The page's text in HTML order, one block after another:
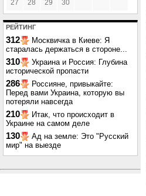
27 28 29 30
РЕЙТИНГ
312
Москвичка в Киеве: Я
старалась держаться в стороне...
310
Украина и Россия: Глубина
исторической пропасти
286
Россияне, привыкайте:
Перед вами Украина, которую вы
потеряли навсегда
210
Итак, что происходит в
Украине на самом деле
130
Ад на земле: Это "Русский
мир" на выезде